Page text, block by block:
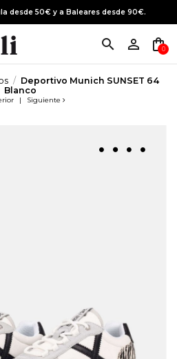
desde 50€ y a Baleares desde 90€.
search person_outline shopping_bag
0
Deportivo Munich SUNSET 64
Blanco
| Siguiente